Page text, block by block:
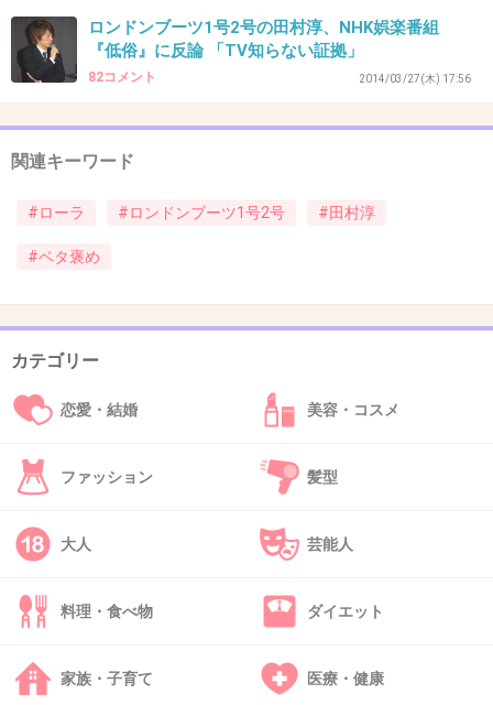
引いてくる
・・すげー無理やり褒めてるｗ敦、褒めなきゃ
バックについてるやつに殺されでもするのかｗ
それが努力家ならもっと努力家で使えるタレン
なんかローラの周りって間違った人いっぱいい
そう
父ちゃんの事もあったし、いい子でいるしかないですよね。なんだかお気の
29
森泉とローラじゃ家柄が違いすぎる
セレブと犯罪者の家を比べないで！
ロンドンブーツ1号2号の田村淳、NHK娯楽番組
『低俗』に反論 「TV知らない証拠」
82コメント 2014/03/27(木) 17:56
関連キーワード
#ローラ #ロンドンブーツ1号2号 #田村淳
#ベタ褒め
カテゴリー
恋愛・結婚 美容・コスメ
ファッション 髪型
大人 芸能人
料理・食べ物 ダイエット
家族・子育て 医療・健康